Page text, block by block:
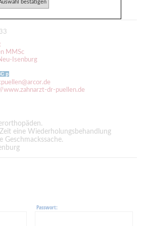
MMSc
Isenburg
www.zahnarzt-dr-puellen.de
eine Wiederholungsbehandlung
Geschmackssache.
Passwort:
bestätigen